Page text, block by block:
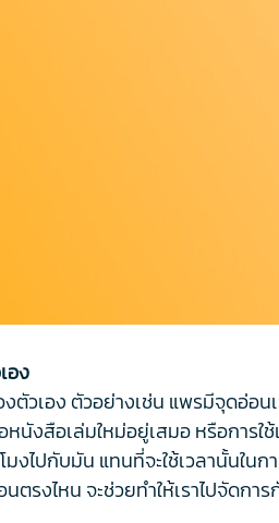
อง
วเอง ตัวอย่างเช่น แพรมีจุดอ่อนเ
นังสือเล่มใหม่อยู่เสมอ หรือการใ
โมงไปกับมัน แทนที่จะใช้เวลานั้นใ
นตรงไหน จะช่วยทำให้เราไปจัด